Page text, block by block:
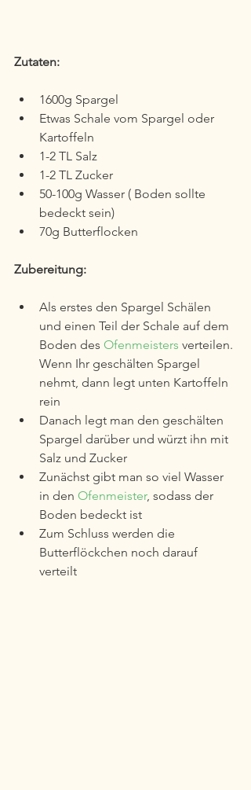
Zutaten:
1600g Spargel
Etwas Schale vom Spargel oder
Kartoffeln
1-2 TL Salz
1-2 TL Zucker
50-100g Wasser ( Boden sollte
bedeckt sein)
70g Butterflocken
Zubereitung:
Als erstes den Spargel Schälen
und einen Teil der Schale auf dem
Boden des Ofenmeisters verteilen.
Wenn Ihr geschälten Spargel
nehmt, dann legt unten Kartoffeln
rein
Danach legt man den geschälten
Spargel darüber und würzt ihn mit
Salz und Zucker
Zunächst gibt man so viel Wasser
in den Ofenmeister, sodass der
Boden bedeckt ist
Zum Schluss werden die
Butterflöckchen noch darauf
verteilt